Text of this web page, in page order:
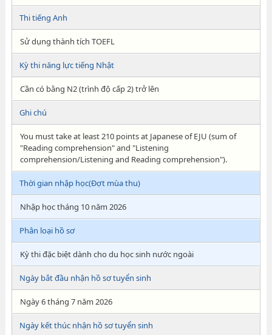
Thi tiếng Anh
Sử dụng thành tích TOEFL
Kỳ thi năng lực tiếng Nhật
Cần có bằng N2 (trình độ cấp 2) trở lên
Ghi chú
You must take at least 210 points at Japanese of EJU (sum of
"Reading comprehension" and "Listening
comprehension/Listening and Reading comprehension").
Thời gian nhập học(Đợt mùa thu)
Nhập học tháng 10 năm 2026
Phân loại hồ sơ
Kỳ thi đặc biệt dành cho du học sinh nước ngoài
Ngày bắt đầu nhận hồ sơ tuyển sinh
Ngày 6 tháng 7 năm 2026
Ngày kết thúc nhận hồ sơ tuyển sinh